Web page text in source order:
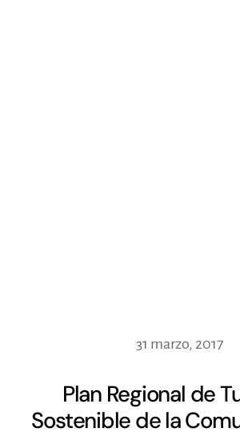
31 marzo, 2017
Plan Regional de
Sostenible de la